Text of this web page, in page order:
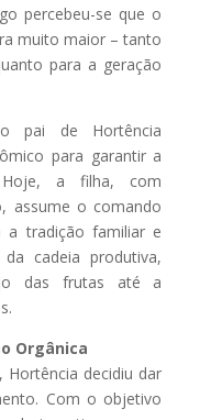
percebeu-se que o
muito maior – tanto
para a geração
pai de Hortência
para garantir a
Hoje, a filha, com
assume o comando
a tradição familiar e
cadeia produtiva,
das frutas até a
Orgânica
Hortência decidiu dar
Com o objetivo